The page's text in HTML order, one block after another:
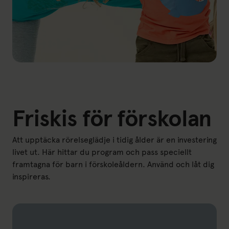
Friskis för förskolan
Att upptäcka rörelseglädje i tidig ålder är en investering
livet ut. Här hittar du program och pass speciellt
framtagna för barn i förskoleåldern. Använd och låt dig
inspireras.